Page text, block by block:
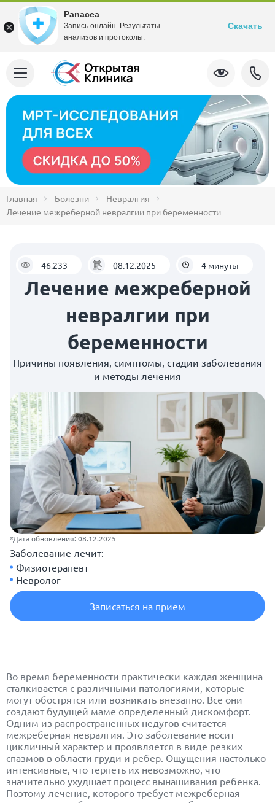
Главная Болезни
Невралгия
Лечение межреберной невралгии при беременности
46.233 08.12.2025 4 минуты
Лечение межреберной
невралгии при
беременности
Причины появления, симптомы, стадии заболевания
и методы лечения
*Дата обновления: 08.12.2025
Заболевание лечит:
Физиотерапевт
Невролог
Записаться на прием
Во время беременности практически каждая женщина
сталкивается с различными патологиями, которые
могут обострятся или возникать внезапно. Все они
создают будущей маме определенный дискомфорт.
Одним из распространенных недугов считается
межреберная невралгия. Это заболевание носит
цикличный характер и проявляется в виде резких
спазмов в области груди и ребер. Ощущения настолько
интенсивные, что терпеть их невозможно, что
значительно ухудшает процесс вынашивания ребенка.
Поэтому лечение, которого требует межреберная
Panacea
Запись онлайн. Результаты
анализов и протоколы.
Скачать